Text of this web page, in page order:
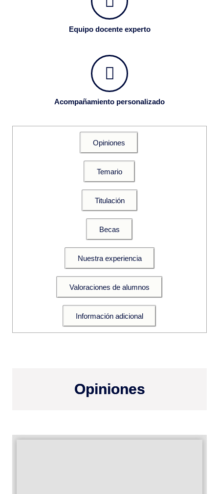
Equipo docente experto
Acompañamiento personalizado
Opiniones
Temario
Titulación
Becas
Nuestra experiencia
Valoraciones de alumnos
Información adicional
Opiniones